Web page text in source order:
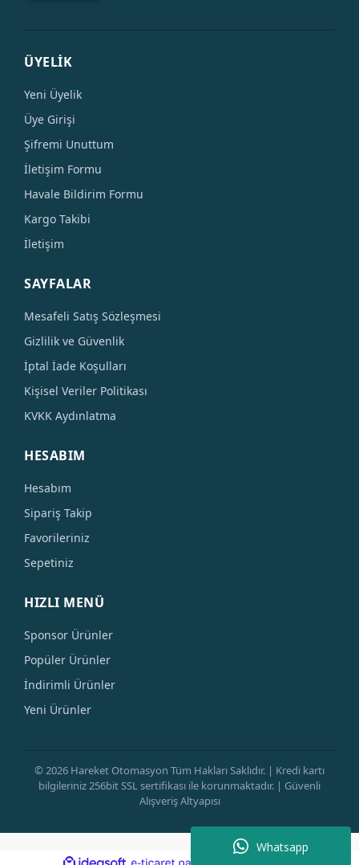
Whatsapp
ÜYELİK
Yeni Üyelik
Üye Girişi
Şifremi Unuttum
İletişim Formu
Havale Bildirim Formu
Kargo Takibi
İletişim
SAYFALAR
Mesafeli Satış Sözleşmesi
Gizlilik ve Güvenlik
İptal İade Koşulları
Kişisel Veriler Politikası
KVKK Aydınlatma
HESABIM
Hesabım
Sipariş Takip
Favorileriniz
Sepetiniz
HIZLI MENÜ
Sponsor Ürünler
Popüler Ürünler
İndirimli Ürünler
Yeni Ürünler
© 2026 Hareket Otomasyon Tüm Hakları Saklıdır. | Kredi kartı
bilgileriniz 256bit SSL sertifikası ile korunmaktadır. | Güvenli
Alışveriş Altyapısı